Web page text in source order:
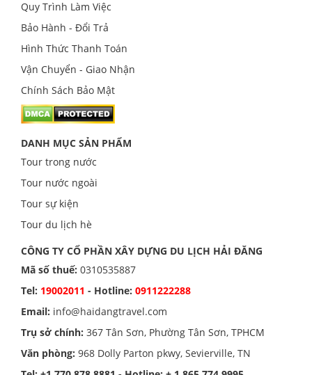
Quy Trình Làm Việc
Bảo Hành - Đổi Trả
Hình Thức Thanh Toán
Vận Chuyển - Giao Nhận
Chính Sách Bảo Mật
DANH MỤC SẢN PHẨM
Tour trong nước
Tour nước ngoài
Tour sự kiện
Tour du lịch hè
CÔNG TY CỔ PHẦN XÂY DỰNG DU LỊCH HẢI ĐĂNG
Mã số thuế: 0310535887
Tel: 19002011 - Hotline: 0911222288
Email: info@haidangtravel.com
Trụ sở chính: 367 Tân Sơn, Phường Tân Sơn, TPHCM
Văn phòng: 968 Dolly Parton pkwy, Sevierville, TN